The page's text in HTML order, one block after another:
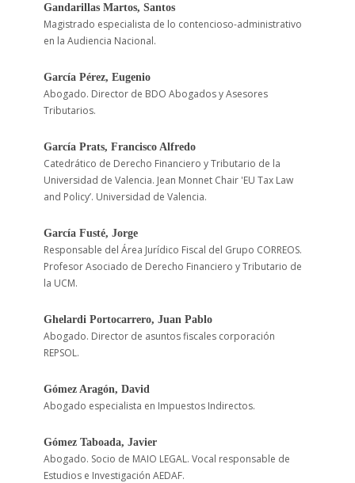
Gandarillas Martos, Santos
Magistrado especialista de lo contencioso-administrativo
en la Audiencia Nacional.
García Pérez, Eugenio
Abogado. Director de BDO Abogados y Asesores
Tributarios.
García Prats, Francisco Alfredo
Catedrático de Derecho Financiero y Tributario de la
Universidad de Valencia. Jean Monnet Chair 'EU Tax Law
and Policy’. Universidad de Valencia.
García Fusté, Jorge
Responsable del Área Jurídico Fiscal del Grupo CORREOS.
Profesor Asociado de Derecho Financiero y Tributario de
la UCM.
Ghelardi Portocarrero, Juan Pablo
Abogado. Director de asuntos fiscales corporación
REPSOL.
Gómez Aragón, David
Abogado especialista en Impuestos Indirectos.
Gómez Taboada, Javier
Abogado. Socio de MAIO LEGAL. Vocal responsable de
Estudios e Investigación AEDAF.